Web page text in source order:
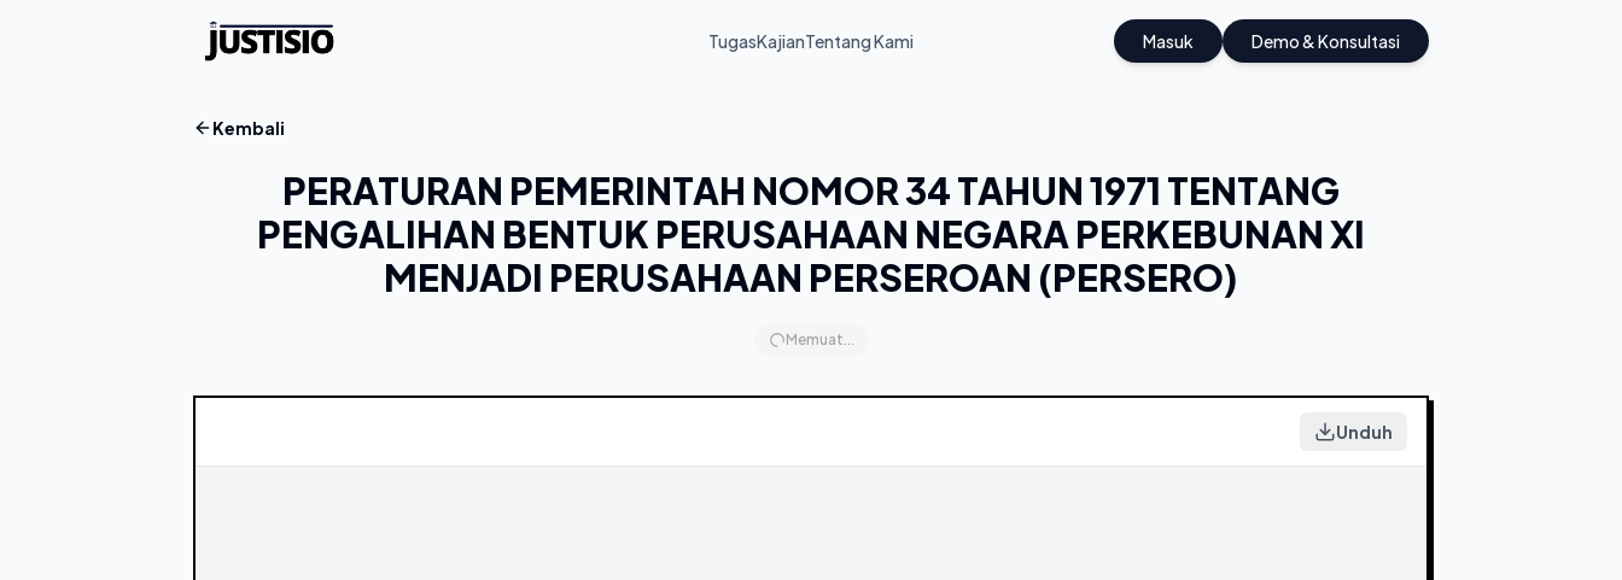
TugasKajianTentang Kami Masuk Demo & Konsultasi
Kembali
PERATURAN PEMERINTAH NOMOR 34 TAHUN 1971 TENTANG
PENGALIHAN BENTUK PERUSAHAAN NEGARA PERKEBUNAN XI
MENJADI PERUSAHAAN PERSEROAN (PERSERO)
Memuat...
Unduh